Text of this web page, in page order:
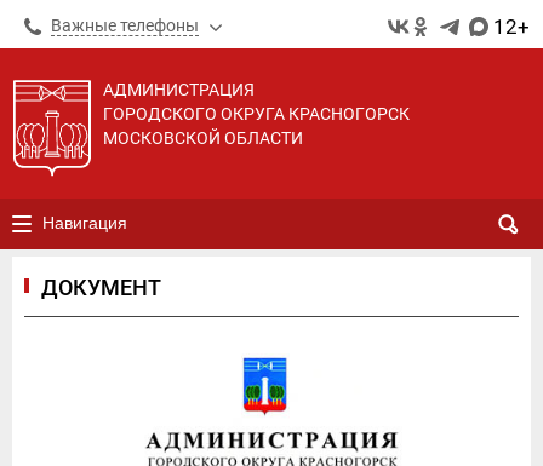
Важные телефоны 12+
АДМИНИСТРАЦИЯ
ГОРОДСКОГО ОКРУГА КРАСНОГОРСК
МОСКОВСКОЙ ОБЛАСТИ
Навигация
ДОКУМЕНТ